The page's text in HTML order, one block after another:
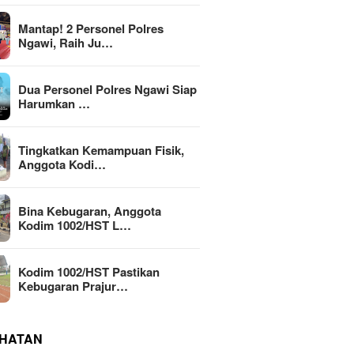
Mantap! 2 Personel Polres
Ngawi, Raih Ju…
Dua Personel Polres Ngawi Siap
Harumkan …
Tingkatkan Kemampuan Fisik,
Anggota Kodi…
Bina Kebugaran, Anggota
Kodim 1002/HST L…
Kodim 1002/HST Pastikan
Kebugaran Prajur…